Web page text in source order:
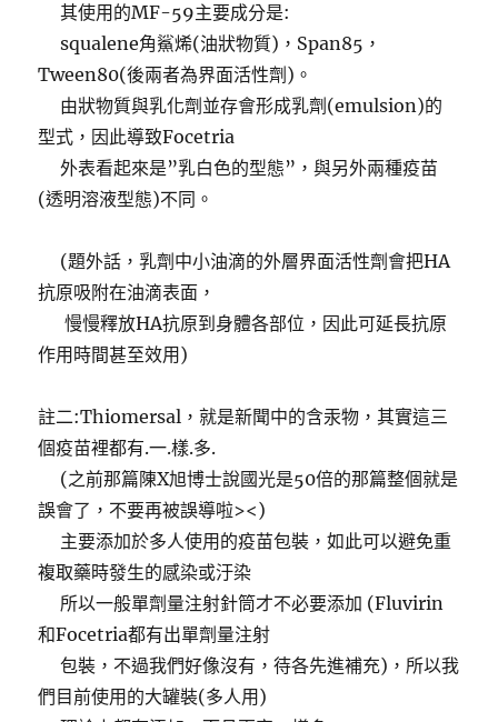
其使用的MF-59主要成分是:
squalene角鯊烯(油狀物質)，Span85，
Tween80(後兩者為界面活性劑)。
由狀物質與乳化劑並存會形成乳劑(emulsion)的
型式，因此導致Focetria
外表看起來是”乳白色的型態”，與另外兩種疫苗
(透明溶液型態)不同。
(題外話，乳劑中小油滴的外層界面活性劑會把HA
抗原吸附在油滴表面，
慢慢釋放HA抗原到身體各部位，因此可延長抗原
作用時間甚至效用)
註二:Thiomersal，就是新聞中的含汞物，其實這三
個疫苗裡都有.一.樣.多.
(之前那篇陳X旭博士說國光是50倍的那篇整個就是
誤會了，不要再被誤導啦><)
主要添加於多人使用的疫苗包裝，如此可以避免重
複取藥時發生的感染或汙染
所以一般單劑量注射針筒才不必要添加 (Fluvirin
和Focetria都有出單劑量注射
包裝，不過我們好像沒有，待各先進補充)，所以我
們目前使用的大罐裝(多人用)